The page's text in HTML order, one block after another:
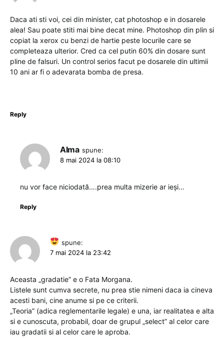
Daca ati sti voi, cei din minister, cat photoshop e in dosarele
alea! Sau poate stiti mai bine decat mine. Photoshop din plin si
copiat la xerox cu benzi de hartie peste locurile care se
completeaza ulterior. Cred ca cel putin 60% din dosare sunt
pline de falsuri. Un control serios facut pe dosarele din ultimii
10 ani ar fi o adevarata bomba de presa.
Reply
Alma spune:
8 mai 2024 la 08:10
nu vor face niciodată….prea multa mizerie ar ieși…
Reply
spune:
7 mai 2024 la 23:42
Aceasta „gradatie” e o Fata Morgana.
Listele sunt cumva secrete, nu prea stie nimeni daca ia cineva
acesti bani, cine anume si pe ce criterii.
„Teoria” (adica reglementarile legale) e una, iar realitatea e alta
si e cunoscuta, probabil, doar de grupul „select” al celor care
iau gradatii si al celor care le aproba.